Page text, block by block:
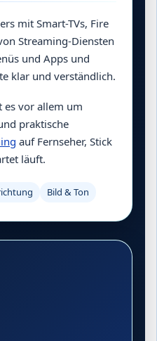
mit Smart-TVs, Fire
Streaming-Diensten
und Apps und
klar und verständlich.
es vor allem um
praktische
auf Fernseher, Stick
läuft.
Bild & Ton